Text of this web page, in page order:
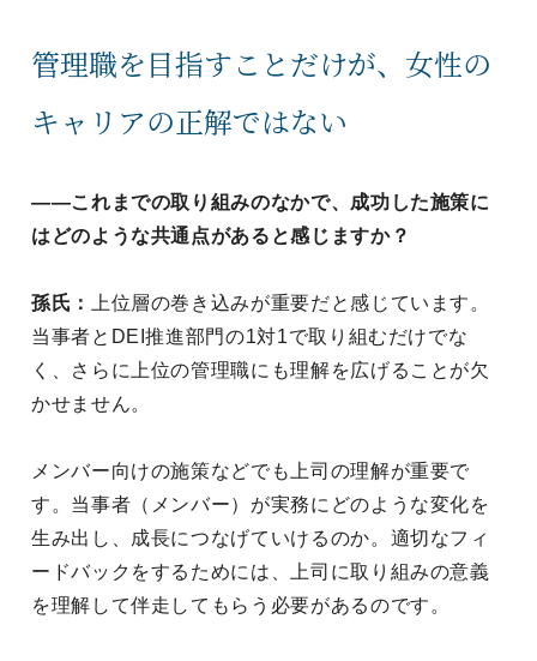
管理職を目指すことだけが、女性の
キャリアの正解ではない
——これまでの取り組みのなかで、成功した施策に
はどのような共通点があると感じますか？
孫氏：
上位層の巻き込みが重要だと感じています。
当事者とDEI推進部門の1対1で取り組むだけでな
く、さらに上位の管理職にも理解を広げることが欠
かせません。
メンバー向けの施策などでも上司の理解が重要で
す。当事者（メンバー）が実務にどのような変化を
生み出し、成長につなげていけるのか。適切なフィ
ードバックをするためには、上司に取り組みの意義
を理解して伴走してもらう必要があるのです。